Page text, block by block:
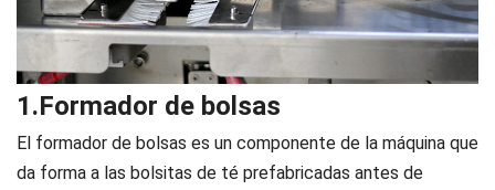
1.Formador de bolsas
El formador de bolsas es un componente de la máquina que
da forma a las bolsitas de té prefabricadas antes de